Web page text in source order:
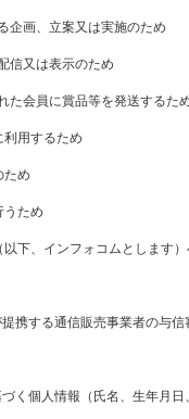
企画、立案又は実施のため
信又は表示のため
た会員に賞品等を発送するた
利用するため
ため
うため
以下、インフォコムとします
する通信販売事業者の与信
個人情報（氏名、生年月日